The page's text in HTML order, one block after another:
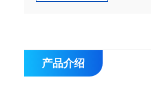
产品介绍